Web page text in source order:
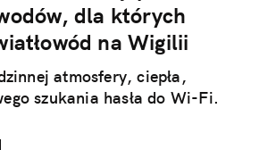
dla których
na Wigilii
atmosfery, ciepła,
szukania hasła do Wi-Fi.